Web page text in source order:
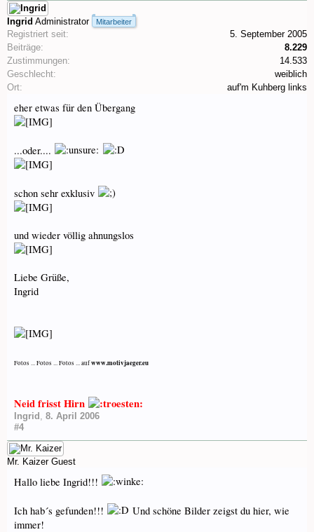
Ingrid Administrator Mitarbeiter
Registriert seit:
5. September 2005
Beiträge:
8.229
Zustimmungen:
14.533
Geschlecht:
weiblich
Ort:
auf'm Kuhberg links
eher etwas für den Übergang
...oder....
schon sehr exklusiv
und wieder völlig ahnungslos
Liebe Grüße,
Ingrid
Fotos ... Fotos ... Fotos ... aufwww.motivjaeger.eu
Neid frisst Hirn
Ingrid , 8. April 2006
#4
Mr. Kaizer Guest
Hallo liebe Ingrid!!!
Ich hab´s gefunden!!!
Und schöne Bilder zeigst du hier, wie
immer!